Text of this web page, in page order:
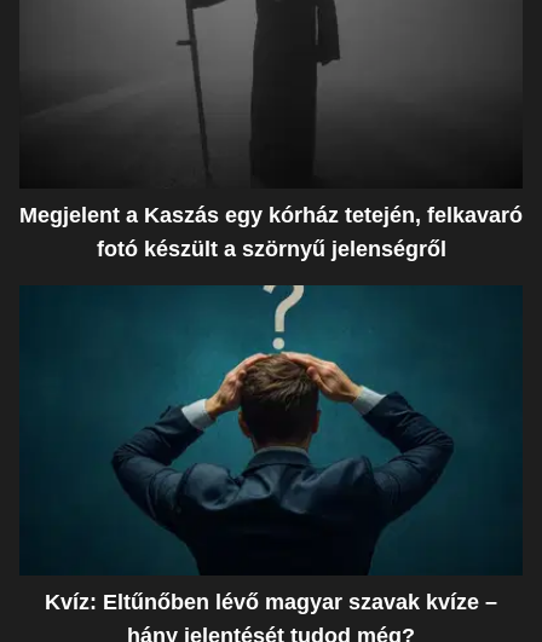
Megjelent a Kaszás egy kórház tetején, felkavaró
fotó készült a szörnyű jelenségről
Kvíz: Eltűnőben lévő magyar szavak kvíze –
hány jelentését tudod még?